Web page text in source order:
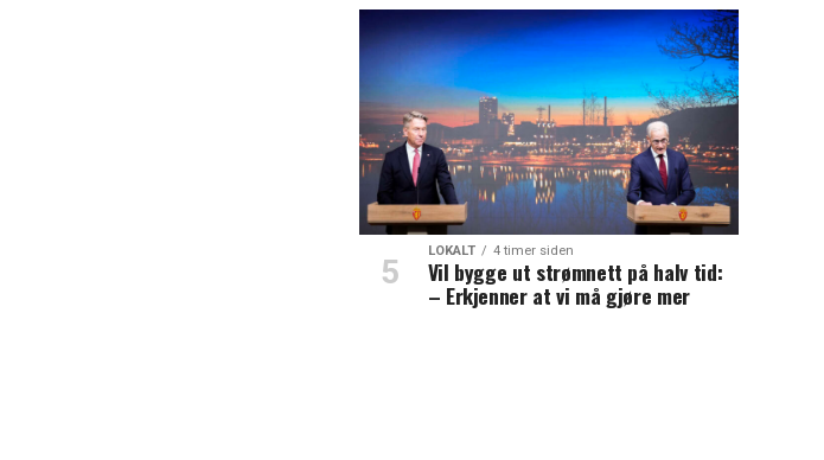
LOKALT 4 timer siden
Vil bygge ut strømnett på halv tid:
– Erkjenner at vi må gjøre mer